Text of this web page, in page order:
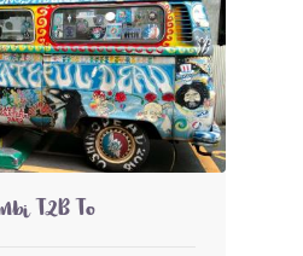
T2B To